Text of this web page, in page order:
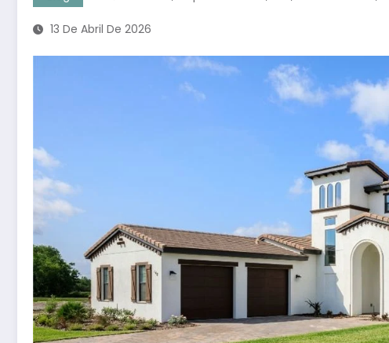
13 De Abril De 2026